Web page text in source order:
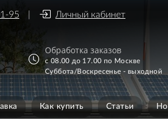
95 Личный кабинет
Обработка заказов
с 08.00 до 17.00 по Москве
Суббота/Воскресенье - выходной
Как купить Статьи